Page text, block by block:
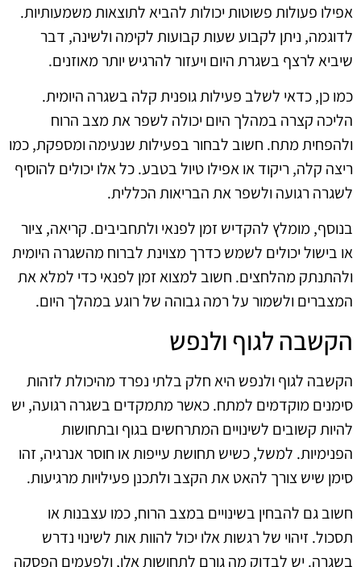
אפילו פעולות פשוטות יכולות להביא לתוצאות משמעותיות.
לדוגמה, ניתן לקבוע שעות קבועות לקימה ולשינה, דבר
שיביא לרצף בשגרת היום ויעזור להרגיש יותר מאוזנים.
כמו כן, כדאי לשלב פעילות גופנית קלה בשגרה היומית.
הליכה קצרה במהלך היום יכולה לשפר את מצב הרוח
ולהפחית מתח. חשוב לבחור בפעילות שנעימה ומספקת, כמו
ריצה קלה, ריקוד או אפילו טיול בטבע. כל אלו יכולים להוסיף
לשגרה רגועה ולשפר את הבריאות הכללית.
בנוסף, מומלץ להקדיש זמן לפנאי ולתחביבים. קריאה, ציור
או בישול יכולים לשמש כדרך מצוינת לברוח מהשגרה היומית
ולהתנתק מהלחצים. חשוב למצוא זמן לפנאי כדי למלא את
המצברים ולשמור על רמה גבוהה של רוגע במהלך היום.
הקשבה לגוף ולנפש
הקשבה לגוף ולנפש היא חלק בלתי נפרד מהיכולת לזהות
סימנים מוקדמים למתח. כאשר מתמקדים בשגרה רגועה, יש
להיות קשובים לשינויים המתרחשים בגוף ובתחושות
הפנימיות. למשל, כשיש תחושת עייפות או חוסר אנרגיה, זהו
סימן שיש צורך להאט את הקצב ולתכנן פעילויות מרגיעות.
חשוב גם להבחין בשינויים במצב הרוח, כמו עצבנות או
תסכול. זיהוי של רגשות אלו יכול להוות אות לשינוי נדרש
בשגרה. יש לבדוק מה גורם לתחושות אלו, ולפעמים הפסקה